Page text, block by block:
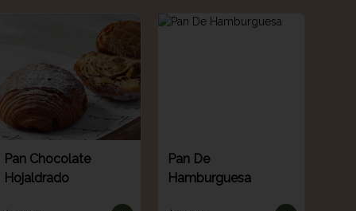
Pan Chocolate
Hojaldrado
Pan De
Hamburguesa